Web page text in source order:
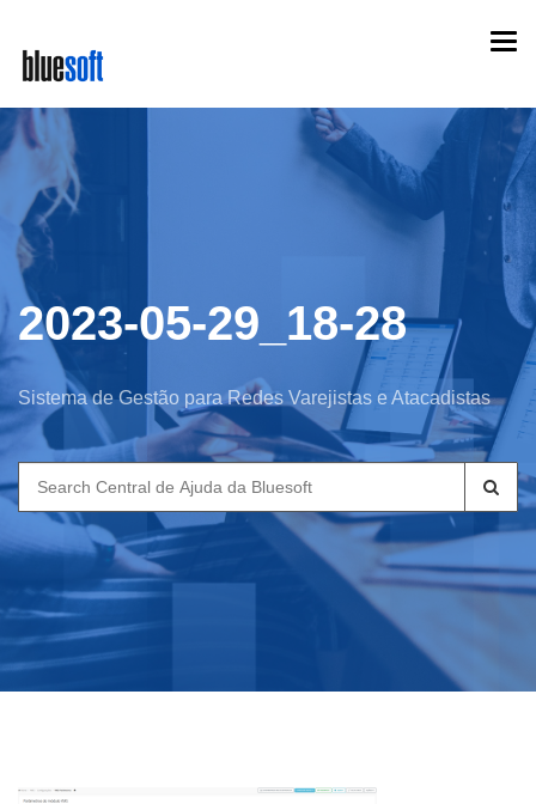
main
content
2023-05-29_18-28
Sistema de Gestão para Redes Varejistas e Atacadistas
Search
for: